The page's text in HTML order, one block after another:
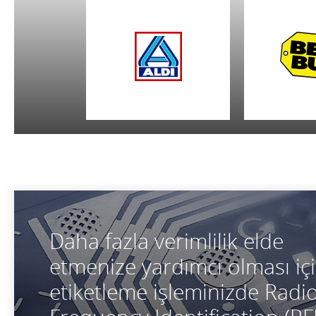
Daha fazla verimlilik elde
etmenize yardımcı olması
etiketleme işleminizde